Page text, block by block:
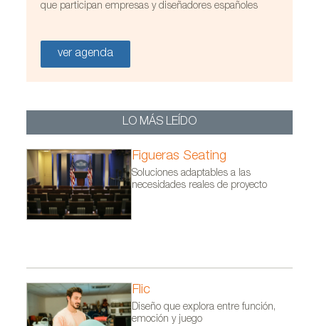
que participan empresas y diseñadores españoles
ver agenda
LO MÁS LEÍDO
Figueras Seating
Soluciones adaptables a las
necesidades reales de proyecto
Flic
Diseño que explora entre función,
emoción y juego